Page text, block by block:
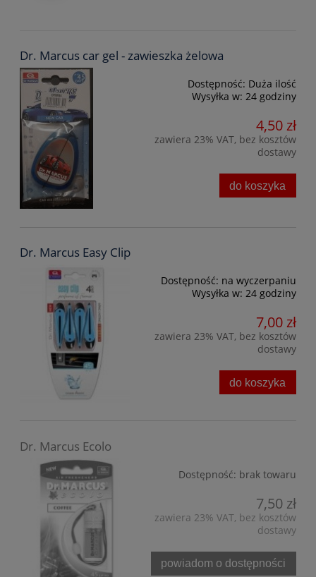
Dr. Marcus car gel - zawieszka żelowa
Dostępność: Duża ilość
Wysyłka w: 24 godziny
4,50 zł
zawiera 23% VAT, bez kosztów
dostawy
do koszyka
Dr. Marcus Easy Clip
Dostępność: na wyczerpaniu
Wysyłka w: 24 godziny
7,00 zł
zawiera 23% VAT, bez kosztów
dostawy
do koszyka
Dr. Marcus Ecolo
Dostępność: brak towaru
7,50 zł
zawiera 23% VAT, bez kosztów
dostawy
powiadom o dostępności